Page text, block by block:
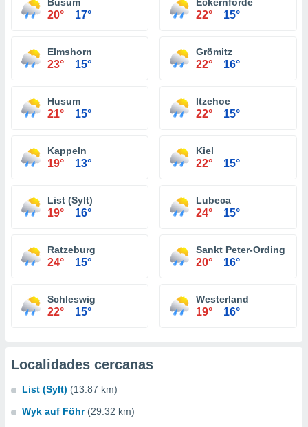
20° 17° 22° 15°
Elmshorn
23° 15°
Grömitz
22° 16°
Husum
21° 15°
Itzehoe
22° 15°
Kappeln
19° 13°
Kiel
22° 15°
List (Sylt)
19° 16°
Lubeca
24° 15°
Ratzeburg
24° 15°
Sankt Peter-Ording
20° 16°
Schleswig
22° 15°
Westerland
19° 16°
Localidades cercanas
List (Sylt) (13.87 km)
Wyk auf Föhr (29.32 km)